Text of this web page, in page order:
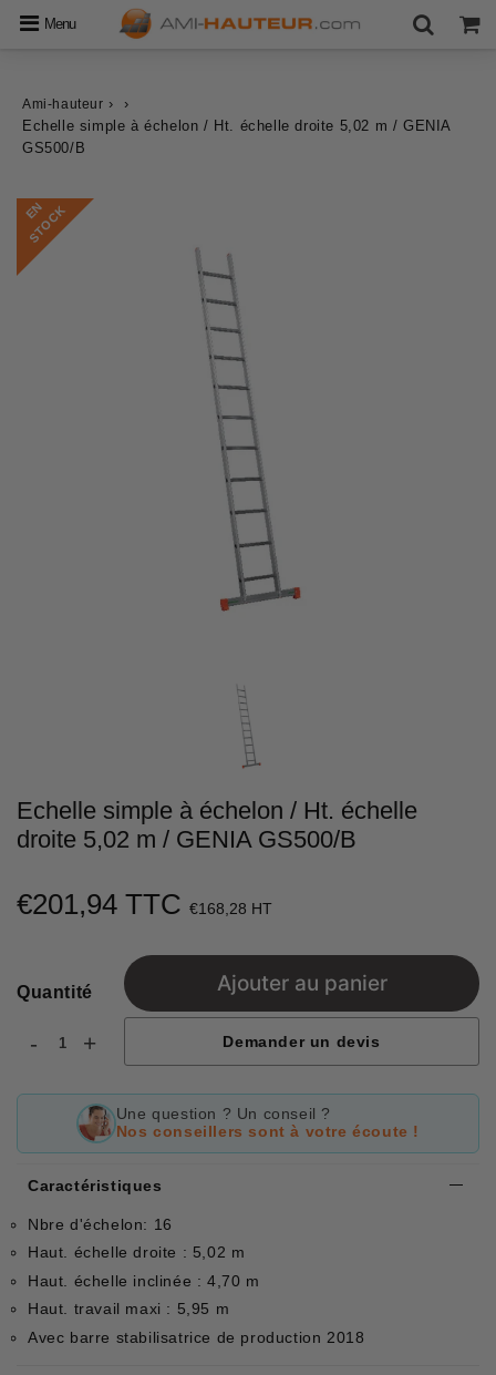
Menu
Ami-hauteur ›
›
Echelle simple à échelon / Ht. échelle droite 5,02 m / GENIA
GS500/B
E
N
S
T
O
C
K
Echelle simple à échelon / Ht. échelle
droite 5,02 m / GENIA GS500/B
€201,94 TTC €168,28 HT
Quantité
- +
Ajouter au panier
Demander un devis
Une question ? Un conseil ?
Nos conseillers sont à votre écoute !
Caractéristiques
Nbre d'échelon: 16
Haut. échelle droite : 5,02 m
Haut. échelle inclinée : 4,70 m
Haut. travail maxi : 5,95 m
Avec barre stabilisatrice de production 2018